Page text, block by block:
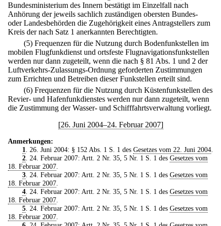
Bundesministerium des Innern bestätigt im Einzelfall nach
Anhörung der jeweils sachlich zuständigen obersten Bundes-
oder Landesbehörden die Zugehörigkeit eines Antragstellers zum
Kreis der nach Satz 1 anerkannten Berechtigten.
(5) Frequenzen für die Nutzung durch Bodenfunkstellen im
mobilen Flugfunkdienst und ortsfeste Flugnavigationsfunkstellen
werden nur dann zugeteilt, wenn die nach § 81 Abs. 1 und 2 der
Luftverkehrs-Zulassungs-Ordnung geforderten Zustimmungen
zum Errichten und Betreiben dieser Funkstellen erteilt sind.
(6) Frequenzen für die Nutzung durch Küstenfunkstellen des
Revier- und Hafenfunkdienstes werden nur dann zugeteilt, wenn
die Zustimmung der Wasser- und Schifffahrtsverwaltung vorliegt.
[26. Juni 2004–24. Februar 2007]
Anmerkungen:
1. 26. Juni 2004: § 152 Abs. 1 S. 1 des Gesetzes vom 22. Juni 2004.
2. 24. Februar 2007: Artt. 2 Nr. 35, 5 Nr. 1 S. 1 des Gesetzes vom
18. Februar 2007.
3. 24. Februar 2007: Artt. 2 Nr. 35, 5 Nr. 1 S. 1 des Gesetzes vom
18. Februar 2007.
4. 24. Februar 2007: Artt. 2 Nr. 35, 5 Nr. 1 S. 1 des Gesetzes vom
18. Februar 2007.
5. 24. Februar 2007: Artt. 2 Nr. 35, 5 Nr. 1 S. 1 des Gesetzes vom
18. Februar 2007.